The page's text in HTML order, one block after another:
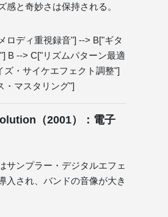
感と奇妙さは保持される。
ロディ重視録音"] --> B["ギタ
B --> C["リズムパターン最適
ズ・サイケエフェクト調整"]
・マスタリング"]
（2001）：電子
サンプラー・デジタルエフェ
入され、バンドの音像が大き